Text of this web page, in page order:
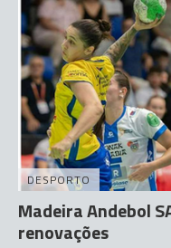
DESPORTO
Madeira Andebol
renovações